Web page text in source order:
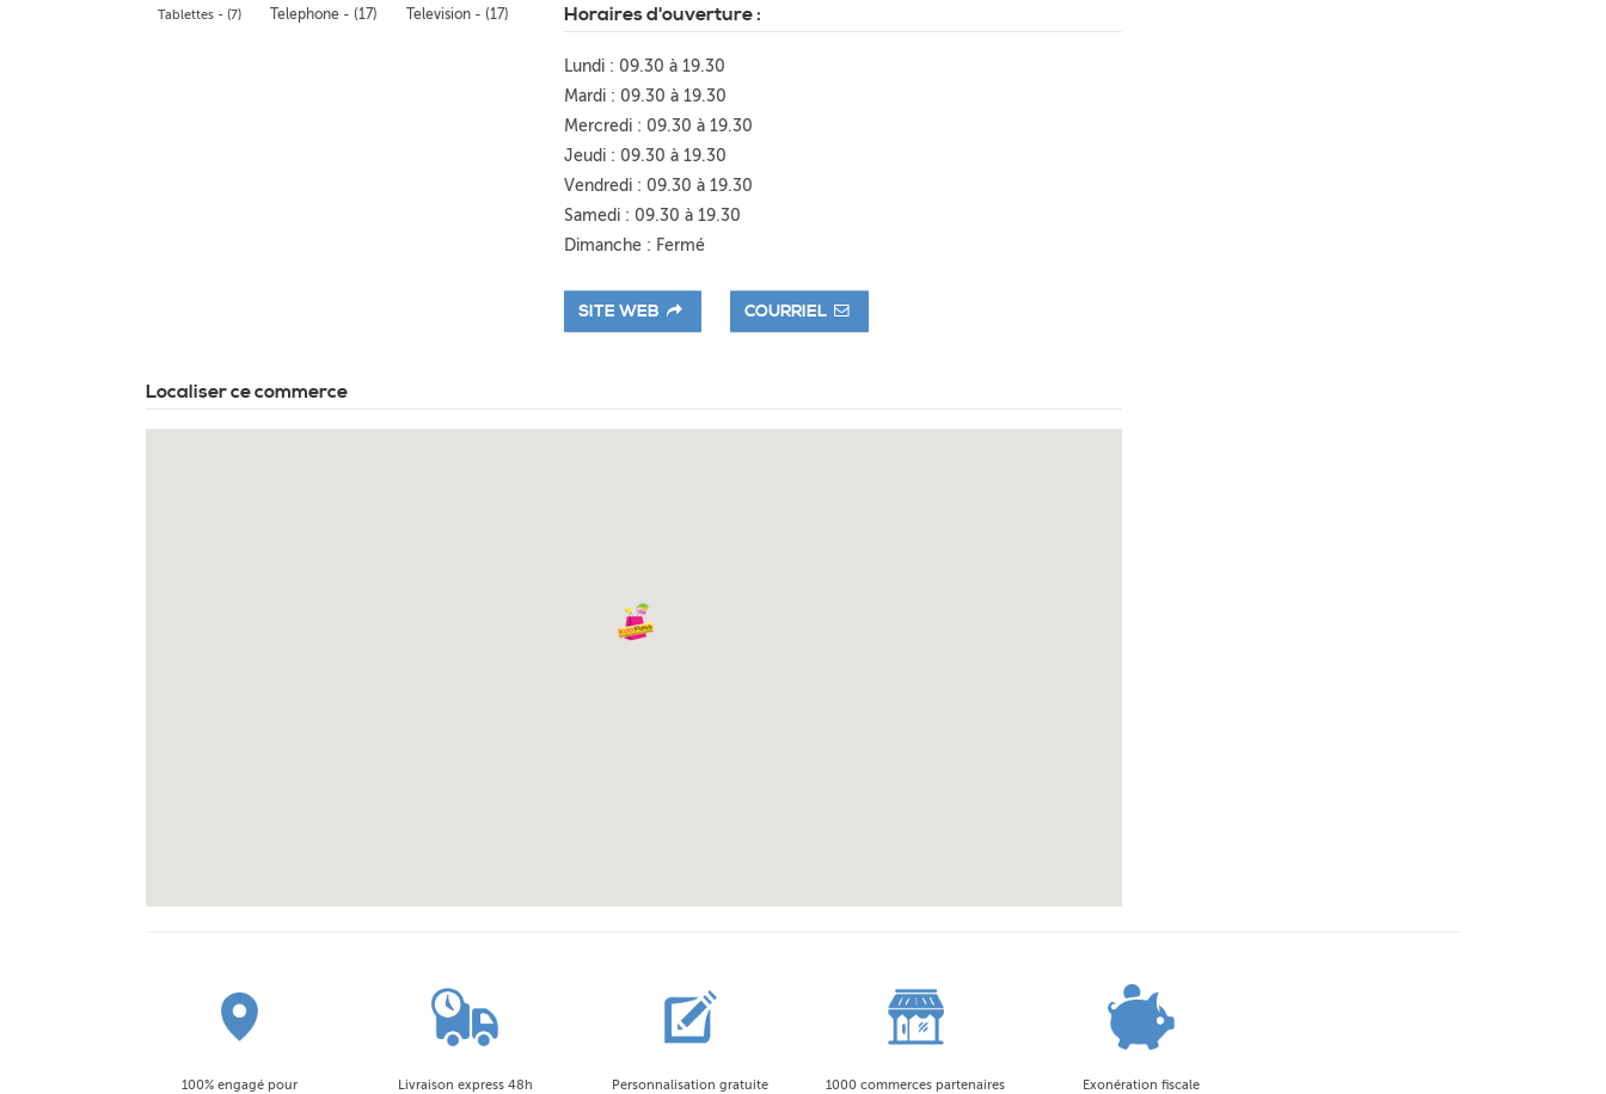
Tablettes - (7) Telephone - (17) Television - (17) Horaires d'ouverture :
Lundi : 09.30 à 19.30
Mardi : 09.30 à 19.30
Mercredi : 09.30 à 19.30
Jeudi : 09.30 à 19.30
Vendredi : 09.30 à 19.30
Samedi : 09.30 à 19.30
Dimanche : Fermé
SITE WEB COURRIEL
Localiser ce commerce
100% engagé pour
Livraison express 48h
Personnalisation gratuite
1000 commerces partenaires
Exonération fiscale